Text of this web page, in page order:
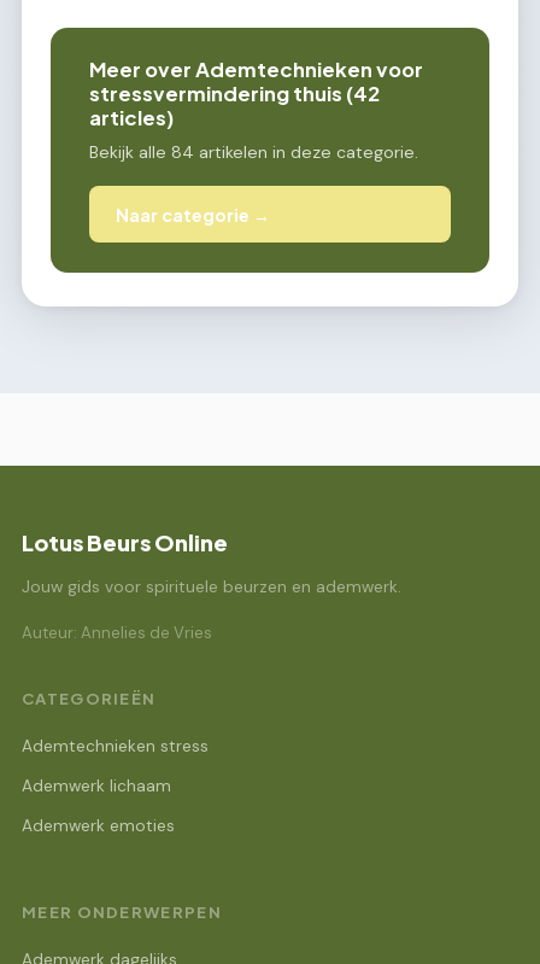
Meer over Ademtechnieken voor
stressvermindering thuis (42
articles)
Bekijk alle 84 artikelen in deze categorie.
Naar categorie →
Lotus Beurs Online
Jouw gids voor spirituele beurzen en ademwerk.
Auteur: Annelies de Vries
CATEGORIEËN
Ademtechnieken stress
Ademwerk lichaam
Ademwerk emoties
MEER ONDERWERPEN
Ademwerk dagelijks